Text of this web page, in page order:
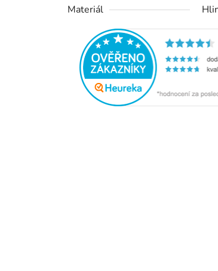
Materiál